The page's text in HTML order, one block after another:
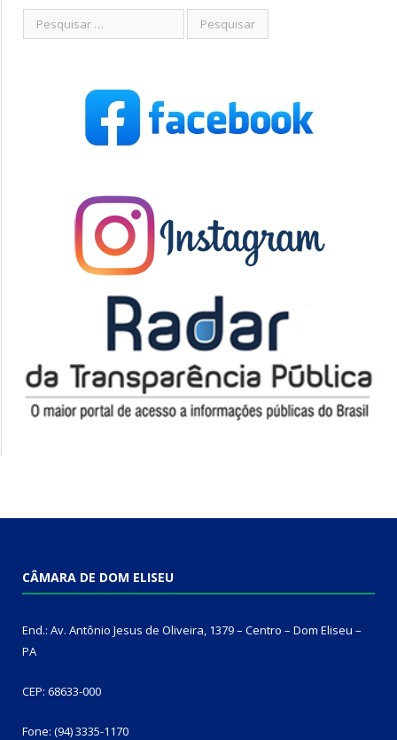
CÂMARA DE DOM ELISEU
End.: Av. Antônio Jesus de Oliveira, 1379 – Centro – Dom Eliseu –
PA
CEP: 68633-000
Fone: (94) 3335-1170